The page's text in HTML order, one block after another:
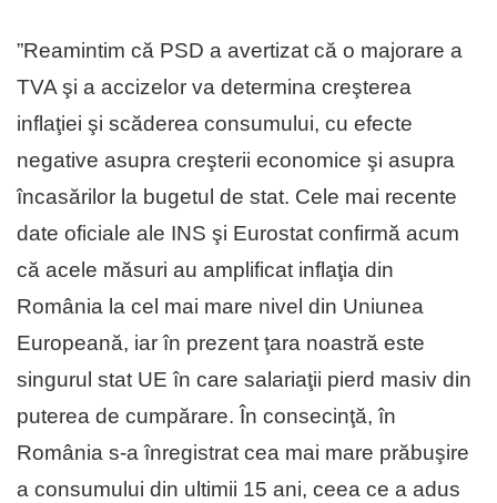
”Reamintim că PSD a avertizat că o majorare a
TVA şi a accizelor va determina creşterea
inflaţiei şi scăderea consumului, cu efecte
negative asupra creşterii economice şi asupra
încasărilor la bugetul de stat. Cele mai recente
date oficiale ale INS şi Eurostat confirmă acum
că acele măsuri au amplificat inflaţia din
România la cel mai mare nivel din Uniunea
Europeană, iar în prezent ţara noastră este
singurul stat UE în care salariaţii pierd masiv din
puterea de cumpărare. În consecinţă, în
România s-a înregistrat cea mai mare prăbuşire
a consumului din ultimii 15 ani, ceea ce a adus